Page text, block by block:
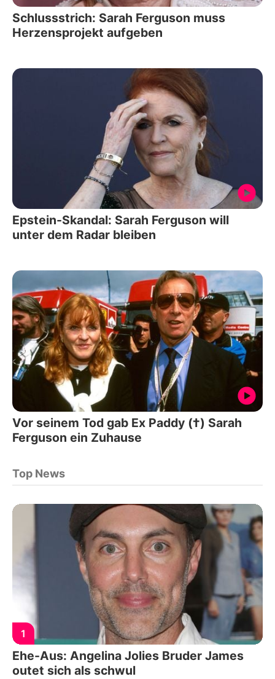
Schlussstrich: Sarah Ferguson muss
Herzensprojekt aufgeben
Epstein-Skandal: Sarah Ferguson will
unter dem Radar bleiben
Vor seinem Tod gab Ex Paddy (†) Sarah
Ferguson ein Zuhause
Top News
1
Ehe-Aus: Angelina Jolies Bruder James
outet sich als schwul